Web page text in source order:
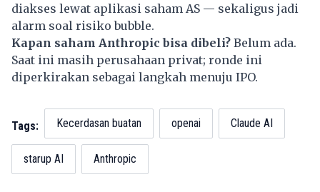
diakses lewat aplikasi saham AS — sekaligus jadi
alarm soal risiko bubble.
Kapan saham Anthropic bisa dibeli? Belum ada.
Saat ini masih perusahaan privat; ronde ini
diperkirakan sebagai langkah menuju IPO.
Tags: Kecerdasan buatan openai Claude AI
starup AI Anthropic